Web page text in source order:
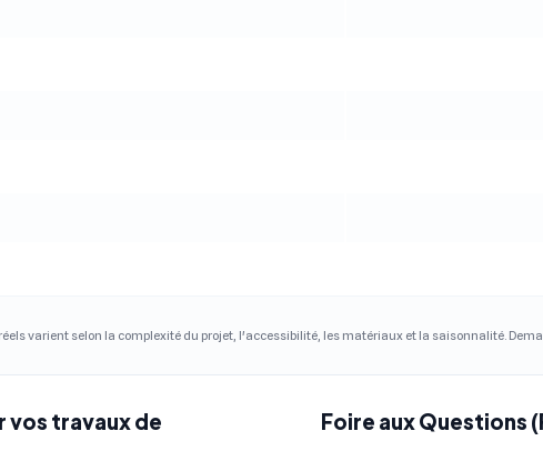
varient selon la complexité du projet, l'accessibilité, les matériaux et la saisonnalité.
vos travaux de
Foire aux Questions